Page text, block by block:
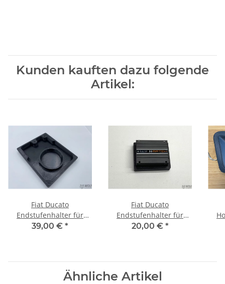
Kunden kauften dazu folgende
Artikel:
Fiat Ducato
Endstufenhalter für
Domlager Maxi
39,00 € *
Fiat Ducato
Endstufenhalter für
Domlager Mini
20,00 € *
Ähnliche Artikel